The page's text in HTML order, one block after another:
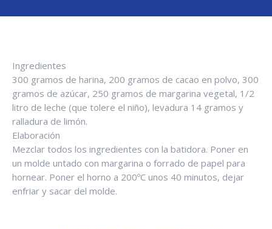
Ingredientes
300 gramos de harina, 200 gramos de cacao en polvo, 300
gramos de azúcar, 250 gramos de margarina vegetal, 1/2
litro de leche (que tolere el niño), levadura 14 gramos y
ralladura de limón.
Elaboración
Mezclar todos los ingredientes con la batidora. Poner en
un molde untado con margarina o forrado de papel para
hornear. Poner el horno a 200ºC unos 40 minutos, dejar
enfriar y sacar del molde.